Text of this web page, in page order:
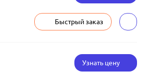
Быстрый заказ
Узнать цену